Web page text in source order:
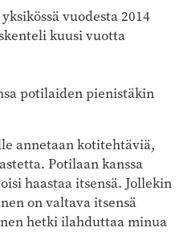
vuodesta 2014
kuusi vuotta
potilaiden pienistäkin
annetaan kotitehtäviä,
Potilaan kanssa
haastaa itsensä. Jollekin
on valtava itsensä
hetki ilahduttaa minua